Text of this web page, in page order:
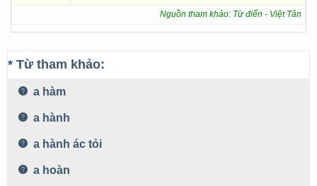
Nguồn tham khảo: Từ điển - Việt Tân
* Từ tham khảo:
a hàm
a hành
a hành ác tỏi
a hoàn